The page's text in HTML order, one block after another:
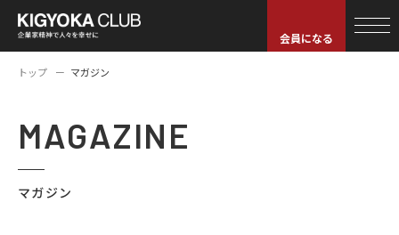
会員になる
トップ マガジン
MAGAZINE
マガジン